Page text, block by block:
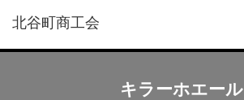
北谷町商工会
キラーホエール